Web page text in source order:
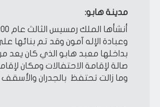
مدينة هابو:
وعبادة الإله آمون وقد تم بنائها
بداخلها معبد هابو الذي كان يعد
صالة لإقامة الاحتفالات ومكان
وما زالت تحتفظ بالجدران